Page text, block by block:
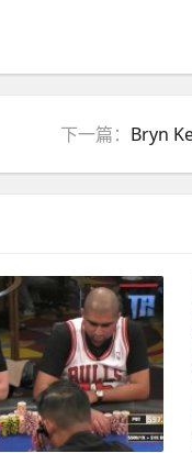
下一篇： Bryn